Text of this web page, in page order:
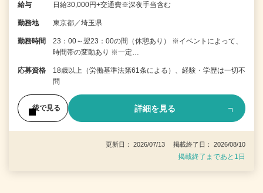
給与 日給30,000円+交通費※深夜手当含む
勤務地 東京都／埼玉県
勤務時間
23：00～翌23：00の間（休憩あり） ※イベントによって、
時間帯の変動あり ※一定…
応募資格
18歳以上（労働基準法第61条による）、経験・学歴は一切不
問
後で見る 詳細を見る
更新日： 2026/07/13 掲載終了日： 2026/08/10
掲載終了まであと1日